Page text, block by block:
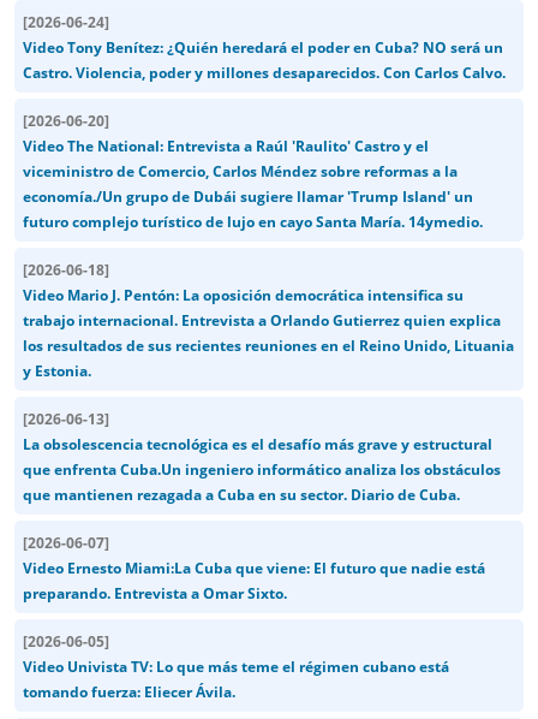
[2026-06-24]
Video Tony Benítez: ¿Quién heredará el poder en Cuba? NO será un
Castro. Violencia, poder y millones desaparecidos. Con Carlos Calvo.
[2026-06-20]
Video The National: Entrevista a Raúl 'Raulito' Castro y el
viceministro de Comercio, Carlos Méndez sobre reformas a la
economía./Un grupo de Dubái sugiere llamar 'Trump Island' un
futuro complejo turístico de lujo en cayo Santa María. 14ymedio.
[2026-06-18]
Video Mario J. Pentón: La oposición democrática intensifica su
trabajo internacional. Entrevista a Orlando Gutierrez quien explica
los resultados de sus recientes reuniones en el Reino Unido, Lituania
y Estonia.
[2026-06-13]
La obsolescencia tecnológica es el desafío más grave y estructural
que enfrenta Cuba.Un ingeniero informático analiza los obstáculos
que mantienen rezagada a Cuba en su sector. Diario de Cuba.
[2026-06-07]
Video Ernesto Miami:La Cuba que viene: El futuro que nadie está
preparando. Entrevista a Omar Sixto.
[2026-06-05]
Video Univista TV: Lo que más teme el régimen cubano está
tomando fuerza: Eliecer Ávila.